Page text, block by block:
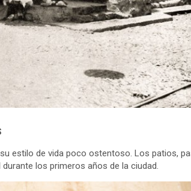
estilo de vida poco ostentoso. Los patios,
los primeros años de la ciudad.